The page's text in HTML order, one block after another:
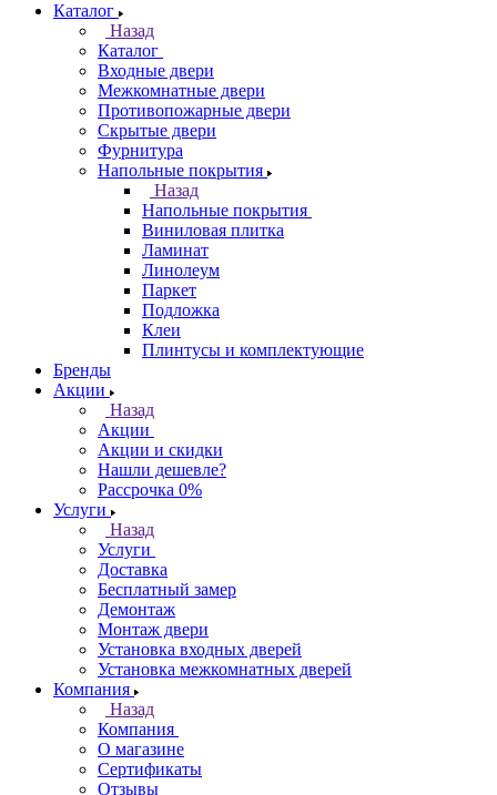
Каталог
Назад
Каталог
Входные двери
Межкомнатные двери
Противопожарные двери
Скрытые двери
Фурнитура
Напольные покрытия
Назад
Напольные покрытия
Виниловая плитка
Ламинат
Линолеум
Паркет
Подложка
Клеи
Плинтусы и комплектующие
Бренды
Акции
Назад
Акции
Акции и скидки
Нашли дешевле?
Рассрочка 0%
Услуги
Назад
Услуги
Доставка
Бесплатный замер
Демонтаж
Монтаж двери
Установка входных дверей
Установка межкомнатных дверей
Компания
Назад
Компания
О магазине
Сертификаты
Отзывы